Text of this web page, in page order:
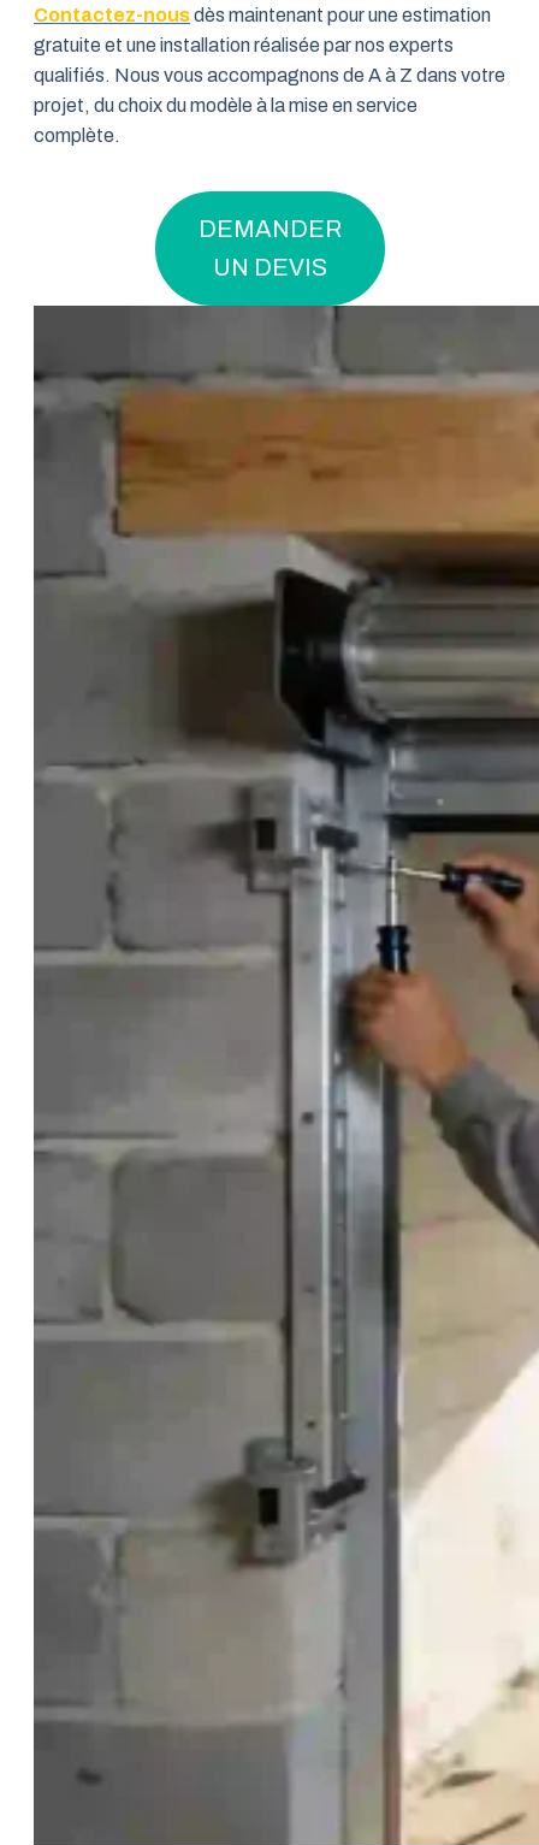
Contactez-nousdès maintenant pour une estimation
gratuite et une installation réalisée par nos experts
qualifiés. Nous vous accompagnons de A à Z dans votre
projet, du choix du modèle à la mise en service
complète.
DEMANDER
UN DEVIS